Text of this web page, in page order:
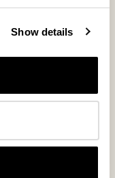
Show details